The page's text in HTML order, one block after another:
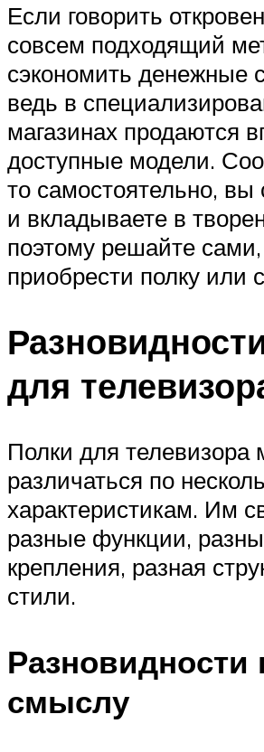
Если говорить
совсем подходящий
сэкономить денежные
ведь в
магазинах продаются
доступные модели.
то самостоятельно, вы
и вкладываете в
поэтому решайте
приобрести полку или
для
Полки для телевизора
различаться по
характеристикам. Им
разные функции,
крепления, разная
стили.
Разновидности
смыслу